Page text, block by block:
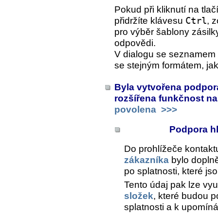
Pokud při kliknutí na
přidržíte klávesu Ctrl,
pro výběr šablony
odpovědi.
V dialogu se
se stejným formátem,
Byla vytvořena
rozšířena funkčnost
povolena >>>
Podpora
Do prohlížeče
zákazníka bylo
po splatnosti, které
Tento údaj pak lze
složek, které budou
splatnosti a k